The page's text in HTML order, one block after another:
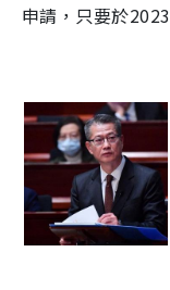
申請，只要於2023